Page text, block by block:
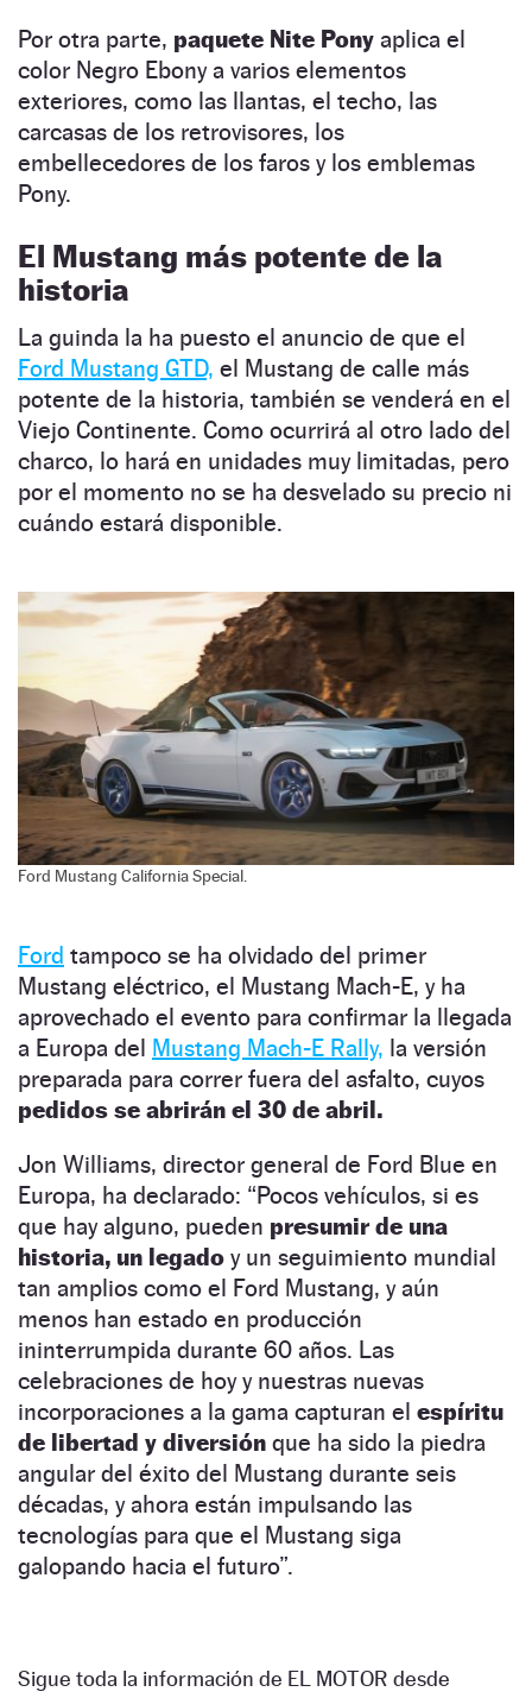
Por otra parte, paquete Nite Pony aplica el
color Negro Ebony a varios elementos
exteriores, como las llantas, el techo, las
carcasas de los retrovisores, los
embellecedores de los faros y los emblemas
Pony.
El Mustang más potente de la
historia
La guinda la ha puesto el anuncio de que el
Ford Mustang GTD, el Mustang de calle más
potente de la historia, también se venderá en el
Viejo Continente. Como ocurrirá al otro lado del
charco, lo hará en unidades muy limitadas, pero
por el momento no se ha desvelado su precio ni
cuándo estará disponible.
Ford Mustang California Special.
Ford tampoco se ha olvidado del primer
Mustang eléctrico, el Mustang Mach-E, y ha
aprovechado el evento para confirmar la llegada
a Europa del Mustang Mach-E Rally, la versión
preparada para correr fuera del asfalto, cuyos
pedidos se abrirán el 30 de abril.
Jon Williams, director general de Ford Blue en
Europa, ha declarado: “Pocos vehículos, si es
que hay alguno, pueden presumir de una
historia, un legado y un seguimiento mundial
tan amplios como el Ford Mustang, y aún
menos han estado en producción
ininterrumpida durante 60 años. Las
celebraciones de hoy y nuestras nuevas
incorporaciones a la gama capturan el espíritu
de libertad y diversión que ha sido la piedra
angular del éxito del Mustang durante seis
décadas, y ahora están impulsando las
tecnologías para que el Mustang siga
galopando hacia el futuro”.
Sigue toda la información de EL MOTOR desde